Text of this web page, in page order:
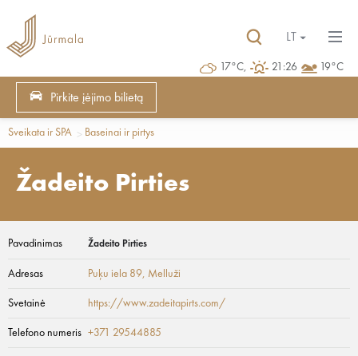
17°C, 21:26 19°C
LT
Pirkite įėjimo bilietą
Sveikata ir SPA Baseinai ir pirtys
Žadeito Pirties
Pavadinimas Žadeito Pirties
Adresas Puķu iela 89, Melluži
Svetainė https://www.zadeitapirts.com/
Telefono numeris +371 29544885